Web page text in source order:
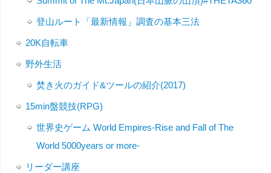
登山ルート「最新情報」調査の基本三法
20K自転車
野外生活
焚き火のガイド&ツールの紹介(2017)
15min盤競技(RPG)
世界史ゲーム World Empires-Rise and Fall of The
World 5000years or more-
リーダー講座